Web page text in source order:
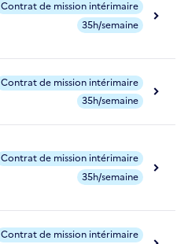
Contrat de mission intérimaire
35h/semaine
Contrat de mission intérimaire
35h/semaine
Contrat de mission intérimaire
35h/semaine
Contrat de mission intérimaire